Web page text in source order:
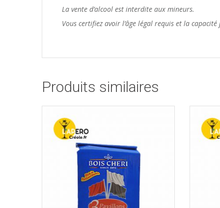
La vente d’alcool est interdite aux mineurs.
Vous certifiez avoir l’âge légal requis et la
Produits similaires